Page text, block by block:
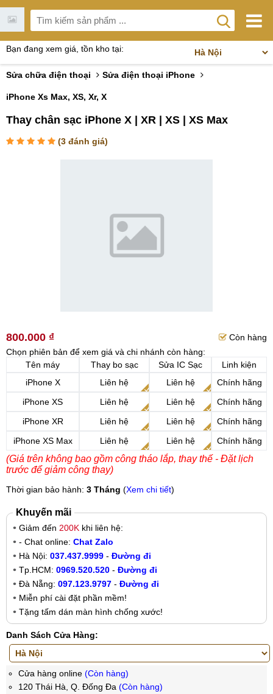
Bạn đang xem giá, tồn kho tại:
Sửa chữa điện thoại Sửa điện thoại iPhone
iPhone Xs Max, XS, Xr, X
Thay chân sạc iPhone X | XR | XS | XS Max
(3 đánh giá)
800.000 ₫
Còn hàng
Chọn phiên bản để xem giá và chi nhánh còn hàng:
Tên máy
Thay bo sạc Sửa IC Sạc
Linh kiện
iPhone X
Liên hệ Liên hệ
Chính hãng
iPhone XS
Liên hệ Liên hệ
Chính hãng
iPhone XR
Liên hệ Liên hệ
Chính hãng
iPhone XS Max
Liên hệ Liên hệ Chính hãng
(Giá trên không bao gồm công tháo lắp, thay thế - Đặt lịch
trước để giảm công thay)
Thời gian bảo hành: 3 Tháng (Xem chi tiết)
Khuyến mãi
Giảm đến 200K khi liên hệ:
- Chat online: Chat Zalo
Hà Nội: 037.437.9999 - Đường đi
Tp.HCM: 0969.520.520 - Đường đi
Đà Nẵng: 097.123.9797 - Đường đi
Miễn phí cài đặt phần mềm!
Tặng tấm dán màn hình chống xước!
Danh Sách Cửa Hàng:
Cửa hàng online (Còn hàng)
120 Thái Hà, Q. Đống Đa (Còn hàng)